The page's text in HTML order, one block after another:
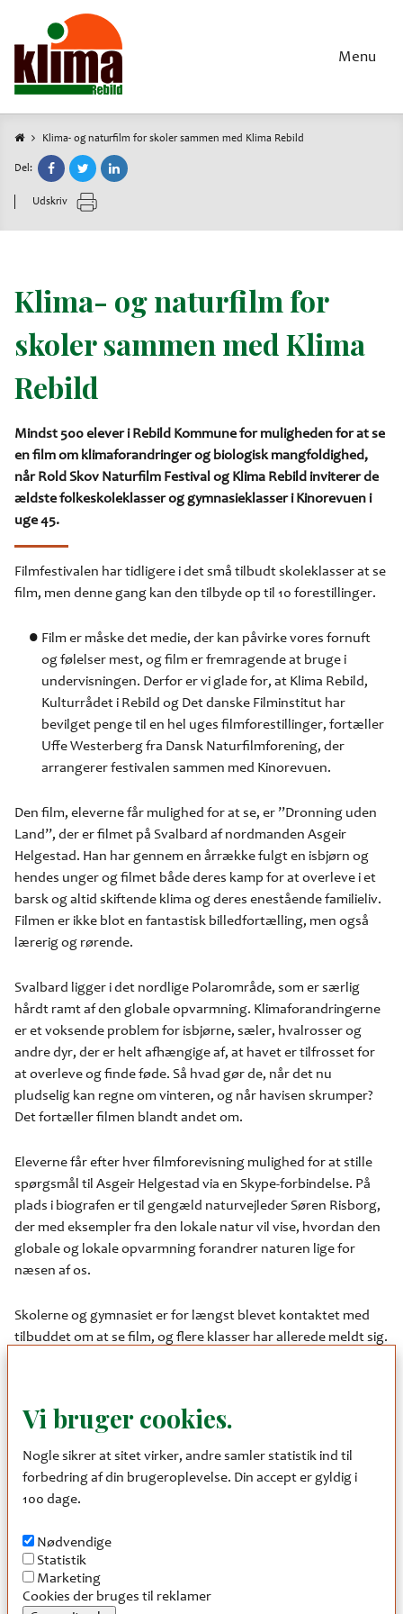
hovedindhold
Menu
Brødkrumme
Klima- og naturfilm for skoler sammen med Klima Rebild
Del:
Udskriv
Klima- og naturfilm for
skoler sammen med Klima
Rebild
Mindst 500 elever i Rebild Kommune for muligheden for at se
en film om klimaforandringer og biologisk mangfoldighed,
når Rold Skov Naturfilm Festival og Klima Rebild inviterer de
ældste folkeskoleklasser og gymnasieklasser i Kinorevuen i
uge 45.
Filmfestivalen har tidligere i det små tilbudt skoleklasser at se
film, men denne gang kan den tilbyde op til 10 forestillinger.
Film er måske det medie, der kan påvirke vores fornuft
og følelser mest, og film er fremragende at bruge i
undervisningen. Derfor er vi glade for, at Klima Rebild,
Kulturrådet i Rebild og Det danske Filminstitut har
bevilget penge til en hel uges filmforestillinger, fortæller
Uffe Westerberg fra Dansk Naturfilmforening, der
arrangerer festivalen sammen med Kinorevuen.
Den film, eleverne får mulighed for at se, er ”Dronning uden
Land”, der er filmet på Svalbard af nordmanden Asgeir
Helgestad. Han har gennem en årrække fulgt en isbjørn og
hendes unger og filmet både deres kamp for at overleve i et
barsk og altid skiftende klima og deres enestående familieliv.
Filmen er ikke blot en fantastisk billedfortælling, men også
lærerig og rørende.
Svalbard ligger i det nordlige Polarområde, som er særlig
hårdt ramt af den globale opvarmning. Klimaforandringerne
er et voksende problem for isbjørne, sæler, hvalrosser og
andre dyr, der er helt afhængige af, at havet er tilfrosset for
at overleve og finde føde. Så hvad gør de, når det nu
pludselig kan regne om vinteren, og når havisen skrumper?
Det fortæller filmen blandt andet om.
Eleverne får efter hver filmforevisning mulighed for at stille
spørgsmål til Asgeir Helgestad via en Skype-forbindelse. På
plads i biografen er til gengæld naturvejleder Søren Risborg,
der med eksempler fra den lokale natur vil vise, hvordan den
globale og lokale opvarmning forandrer naturen lige for
næsen af os.
Skolerne og gymnasiet er for længst blevet kontaktet med
tilbuddet om at se film, og flere klasser har allerede meldt sig.
For de mindre børn (og deres forældre og/eller
bedsteforældre) viser Kinorevuen filmen ”Den største, lille
gård”, der også har natur og klima som tema. Den er på
Selve naturfilmfestivalen løber af stablen lørdag den 7.
november, hvor der er film hele dagen og mulighed for at
møde nogle af filmmagerne.
Vi bruger cookies.
Nogle sikrer at sitet virker, andre samler statistik ind til
forbedring af din brugeroplevelse. Din accept er gyldig i
100 dage.
Nødvendige
Statistik
Marketing
Cookies der bruges til reklamer